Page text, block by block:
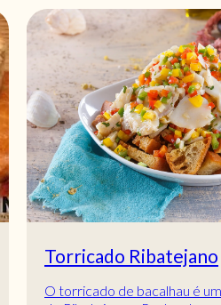
Torricado Ribatejano
O torricado de bacalhau é